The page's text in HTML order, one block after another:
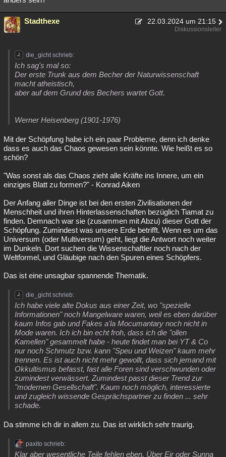
Stadthexe 22.03.2024 um 21:15
Diskussionsleiter
die_gicht schrieb:
Ich sag's mal so:
Der erste Trunk aus dem Becher der Naturwissenschaft
macht atheistisch,
aber auf dem Grund des Bechers wartet Gott.
Werner Heisenberg (1901-1976)
Mit der Schöpfung habe ich ein paar Probleme, denn ich denke
dass es auch das Chaos gewesen sein könnte. Wie heißt es so
schön?
"Was sonst als das Chaos zieht alle Kräfte ins Innere, um ein
einziges Blatt zu formen?" - Konrad Aiken
Der Anfang aller Dinge ist bei den ersten Zivilisationen der
Menschheit und ihren Hinterlassenschaften bezüglich Tiamat zu
finden. Demnach war sie (zusammen mit Abzu) dieser Gott der
Schöpfung. Zumindest was unsere Erde betrifft. Wenn es um das
Universum (oder Multiversum) geht, liegt die Antwort noch weiter
im Dunkeln. Dort suchen die Wissenschaftler noch nach der
Weltformel, und Gläubige nach den Spuren eines Schöpfers.
Das ist eine unsagbar spannende Thematik.
die_gicht schrieb:
Ich habe viele alte Dokus aus einer Zeit, wo "spezielle
Informationen" noch Mangelware waren, weil es eben darüber
kaum Infos gab und Fakes a'la Mocumantary noch nicht in
Mode waren. Ich ich bin echt froh, dass ich die "ollen
Kamellen" gesammelt habe - heute findet man bei YT & Co
nur noch Schmutz bzw. kann "Speu und Weizen" kaum mehr
trennen. Es ist auch nicht mehr gewollt, dass sich jemand mit
Okkultismus befasst, fast alle Foren sind verschwunden oder
zumindest verwässert. Zumindest passt dieser Trend zur
"modernen Gesellschaft". Kaum noch möglich, interessierte
und zugleich wissende Gesprächspartner zu finden ... sehr
schade.
Da stimme ich dir in allem zu. Das ist wirklich sehr traurig.
paxito schrieb:
Klar aber wesentliche Teile fehlen eben. Über Eir oder Sunna